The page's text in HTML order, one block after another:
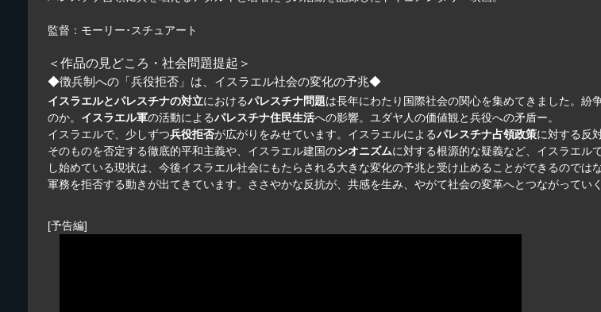
監督：モーリー･スチュアート
＜作品の見どころ・社会問題提起＞
◆徴兵制への「兵役拒否」は、イスラエル社会の変化の予兆◆
イスラエルとパレスチナの対立におけるパレスチナ問題は長年にわたり国際社会の関心を集めてきました。紛
のか。 イスラエル軍の活動によるパレスチナ住民生活への影響。ユダヤ人の価値観と兵役への矛盾ー。
イスラエルで、少しずつ兵役拒否が広がりをみせています。イスラエルによるパレスチナ占領政策に対する反
そのものを否定する徹底的平和主義や、イスラエル建国のシオニズムに対する根源的な疑義など、イスラエル
し始めている現状は、今後イスラエル社会にもたらされる大きな変化の予兆と受け止めることができるので
軍務を拒否する動きが出てきています。ささやかな反抗が、共感を生み、やがて社会の変革へとつながっていく
[予告編]